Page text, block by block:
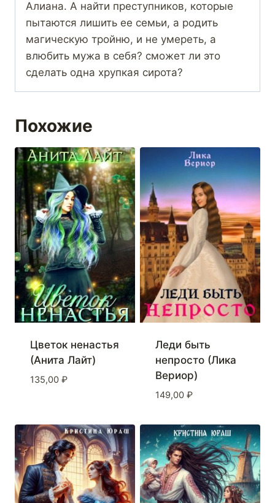
Алиана. А найти преступников, которые
пытаются лишить ее семьи, а родить
магическую тройню, и не умереть, а
влюбить мужа в себя? сможет ли это
сделать одна хрупкая сирота?
Похожие
Цветок ненастья
(Анита Лайт)
135,00 ₽
Леди быть
непросто (Лика
Вериор)
149,00 ₽